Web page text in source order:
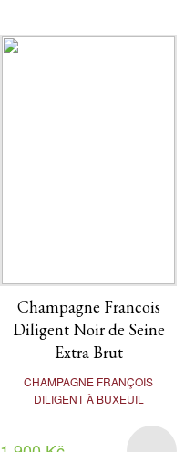
Champagne Francois
Diligent Noir de Seine
Extra Brut
CHAMPAGNE FRANÇOIS
DILIGENT À BUXEUIL